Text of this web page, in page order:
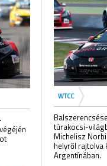
WTCC
túrakocsi-
Michelisz
helyről
Argentínában.